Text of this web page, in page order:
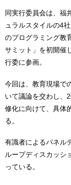
同実行委員会は、福
ュラルスタイルの4
のプログラミング教
サミット」を初開催
行委に参画。
今回は、教育現場で
いて議論を交わし、
修化に向けて、具体
る。
有識者によるパネル
ループディスカッシ
っている。